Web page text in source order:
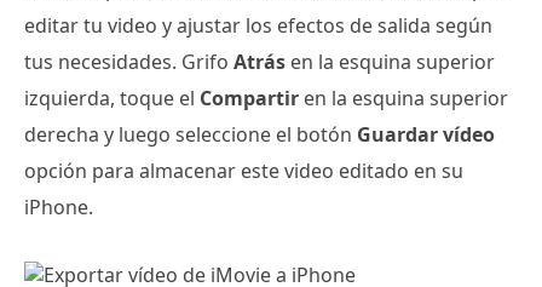
editar tu video y ajustar los efectos de salida según
tus necesidades. Grifo Atrás en la esquina superior
izquierda, toque el Compartir en la esquina superior
derecha y luego seleccione el botón Guardar vídeo
opción para almacenar este video editado en su
iPhone.